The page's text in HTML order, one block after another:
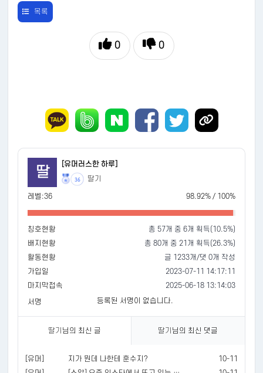
목록
0 0
딸
[유머러스한 하루]
36 딸기
레벨:36 98.92% / 100%
칭호현황
총 57개 중 6개 획득(10.5%)
배지현황
총 80개 중 21개 획득(26.3%)
활동현황
글 1233개/댓 0개 작성
가입일
2023-07-11 14:17:11
마지막접속
2025-06-18 13:14:03
서명
등록된 서명이 없습니다.
딸기 님의 최신 글 딸기 님의 최신 댓글
[유머] 지가 뭔데 나한테 훈수지?
10-11